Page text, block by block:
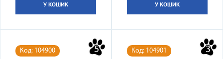
У КОШИК У КОШИК
5
Код: 104900 3
Код: 104901